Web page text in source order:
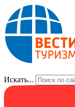
Искать...